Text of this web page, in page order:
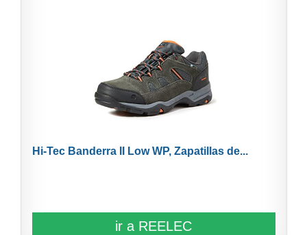
Hi-Tec Banderra II Low WP, Zapatillas de...
ir a REELEC